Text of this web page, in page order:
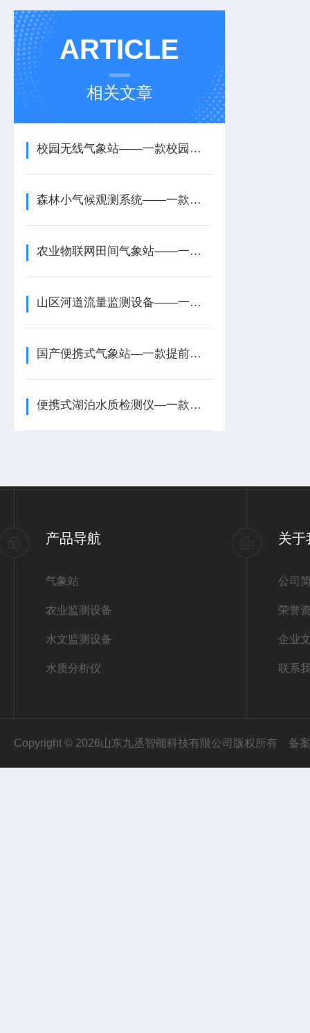
ARTICLE
相关文章
校园无线气象站——一款校园微型气象站2025全+境+派+送
森林小气候观测系统——一款提供科学依据的森林小气候监测仪器2025+派+送
农业物联网田间气象站——一款数据稳定传输的农田生态气象站2026+派+送
山区河道流量监测设备——一款用水优化的水库河道流量监测系统2025+派+送
国产便携式气象站—一款提前预判危险天气的配备便携式自动气象站2025+派+送
便携式湖泊水质检测仪—一款测量准确的便携式工业污水水质检测仪2026+派+送
产品导航
气象站
农业监测设备
水文监测设备
水质分析仪
关于
公司
荣誉
企业
联系
Copyright © 2026山东九丞智能科技有限公司版权所有 备